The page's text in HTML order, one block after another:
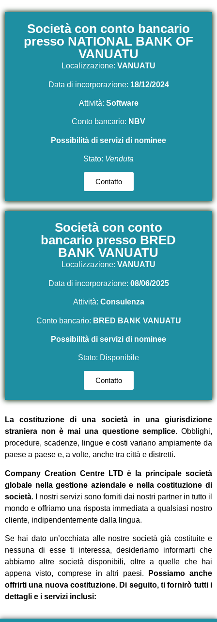
Società con conto bancario
presso NATIONAL BANK OF
VANUATU
Localizzazione: VANUATU
Data di incorporazione: 18/12/2024
Attività: Software
Conto bancario: NBV
Possibilità di servizi di nominee
Stato: Venduta
Contatto
Società con conto
bancario presso BRED
BANK VANUATU
Localizzazione: VANUATU
Data di incorporazione: 08/06/2025
Attività: Consulenza
Conto bancario: BRED BANK VANUATU
Possibilità di servizi di nominee
Stato: Disponibile
Contatto
La costituzione di una società in una giurisdizione
straniera non è mai una questione semplice. Obblighi,
procedure, scadenze, lingue e costi variano ampiamente da
paese a paese e, a volte, anche tra città e distretti.
Company Creation Centre LTD è la principale società
globale nella gestione aziendale e nella costituzione di
società. I nostri servizi sono forniti dai nostri partner in tutto il
mondo e offriamo una risposta immediata a qualsiasi nostro
cliente, indipendentemente dalla lingua.
Se hai dato un’occhiata alle nostre società già costituite e
nessuna di esse ti interessa, desideriamo informarti che
abbiamo altre società disponibili, oltre a quelle che hai
appena visto, comprese in altri paesi.
Possiamo anche
offrirti una nuova costituzione. Di seguito, ti fornirò tutti i
dettagli e i servizi inclusi: